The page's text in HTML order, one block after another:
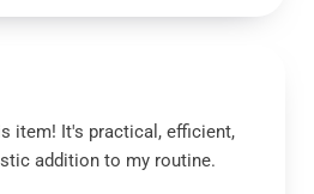
item! It's practical, efficient,
addition to my routine.